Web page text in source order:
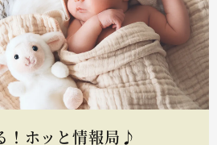
！ホッと情報局♪